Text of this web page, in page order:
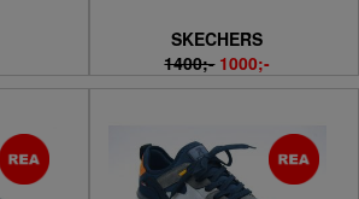
SKECHERS
1400;- 1000;-